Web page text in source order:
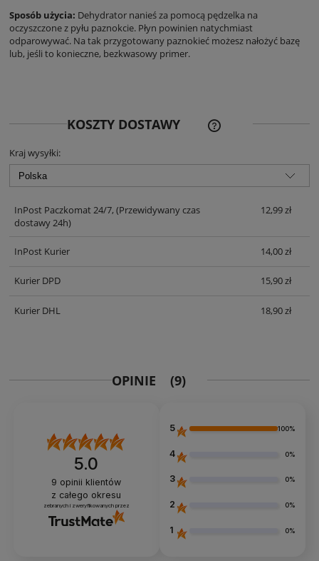
Sposób użycia: Dehydrator nanieś za pomocą pędzelka na
oczyszczone z pyłu paznokcie. Płyn powinien natychmiast
odparowywać. Na tak przygotowany paznokieć możesz nałożyć bazę
lub, jeśli to konieczne, bezkwasowy primer.
KOSZTY DOSTAWY
CENA NIE ZAWIERA
KOSZTÓW PŁATNOŚCI
Kraj wysyłki:
InPost Paczkomat 24/7, (Przewidywany czas
dostawy 24h)
12,99 zł
InPost Kurier 14,00 zł
Kurier DPD 15,90 zł
Kurier DHL 18,90 zł
OPINIE (9)
5.0
9 opinii klientów
z całego okresu
zebranych i zweryfikowanych przez
5 100%
4 0%
3 0%
2 0%
1 0%